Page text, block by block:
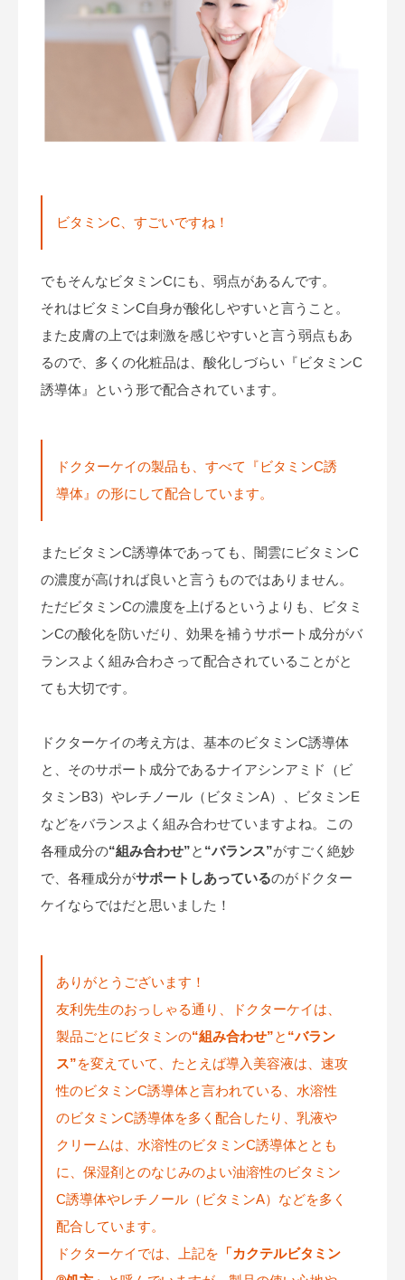
ビタミンC、すごいですね！
でもそんなビタミンCにも、弱点があるんです。
それはビタミンC自身が酸化しやすいと言うこと。
また皮膚の上では刺激を感じやすいと言う弱点もあ
るので、多くの化粧品は、酸化しづらい『ビタミンC
誘導体』という形で配合されています。
ドクターケイの製品も、すべて『ビタミンC誘
導体』の形にして配合しています。
またビタミンC誘導体であっても、闇雲にビタミンC
の濃度が高ければ良いと言うものではありません。
ただビタミンCの濃度を上げるというよりも、ビタミ
ンCの酸化を防いだり、効果を補うサポート成分がバ
ランスよく組み合わさって配合されていることがと
ても大切です。
ドクターケイの考え方は、基本のビタミンC誘導体
と、そのサポート成分であるナイアシンアミド（ビ
タミンB3）やレチノール（ビタミンA）、ビタミンE
などをバランスよく組み合わせていますよね。この
各種成分の“組み合わせ”と “バランス”がすごく絶妙
で、各種成分がサポートしあっているのがドクター
ケイならではだと思いました！
ありがとうございます！
友利先生のおっしゃる通り、ドクターケイは、
製品ごとにビタミンの“組み合わせ”と “バラン
ス”を変えていて、たとえば導入美容液は、速攻
性のビタミンC誘導体と言われている、水溶性
のビタミンC誘導体を多く配合したり、乳液や
クリームは、水溶性のビタミンC誘導体ととも
に、保湿剤とのなじみのよい油溶性のビタミン
C誘導体やレチノール（ビタミンA）などを多く
配合しています。
ドクターケイでは、上記を 「カクテルビタミン